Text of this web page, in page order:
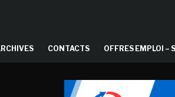
CONTACTS OFFRES EMPLOI –